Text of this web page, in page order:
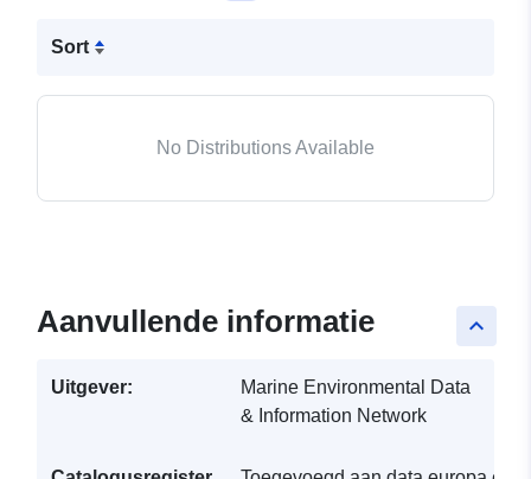
Sort
No Distributions Available
keyboard_arrow_up
Aanvullende informatie
Uitgever:
Marine Environmental Data
& Information Network